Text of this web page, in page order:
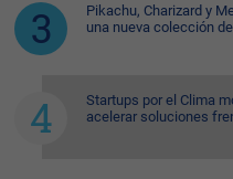
Pikachu, Charizard y
una nueva colección
Startups por el Clima
acelerar soluciones